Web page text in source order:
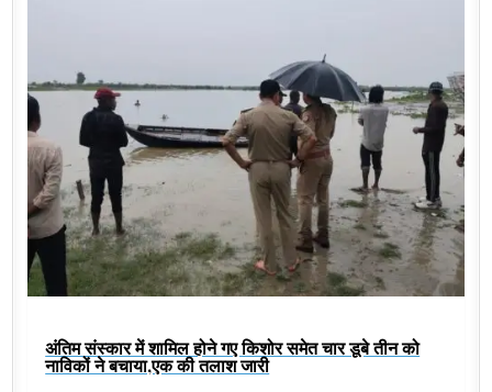
अंतिम संस्कार में शामिल होने गए किशोर समेत चार डूबे तीन को
नाविकों ने बचाया,एक की तलाश जारी